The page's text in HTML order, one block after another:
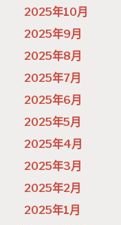
2025年10月
2025年9月
2025年8月
2025年7月
2025年6月
2025年5月
2025年4月
2025年3月
2025年2月
2025年1月